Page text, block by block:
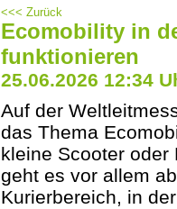
<<< Zurück
Ecomobility in
funktionieren
25.06.2026 12:34
Auf der
das Thema
kleine Scooter oder
geht es vor allem
Kurierbereich, in